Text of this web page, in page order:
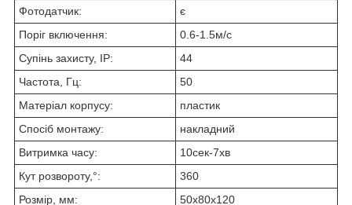
Фотодатчик:
є
Поріг включення:
0.6-1.5м/с
Супінь захисту, IP:
44
Частота, Гц:
50
Матеріал корпусу:
пластик
Спосіб монтажу:
накладний
Витримка часу:
10сек-7хв
Кут розвороту,°:
360
Розмір, мм:
50х80х120